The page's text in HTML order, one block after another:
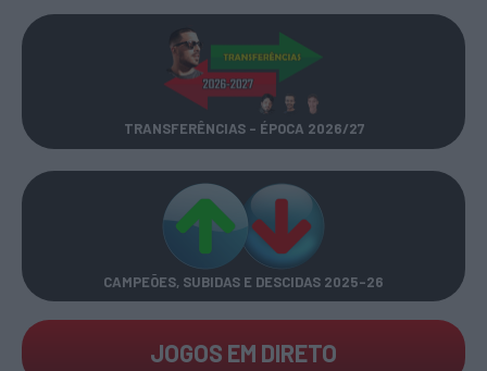
TRANSFERÊNCIAS - ÉPOCA 2026/27
CAMPEÕES, SUBIDAS E DESCIDAS 2025-26
JOGOS EM DIRETO